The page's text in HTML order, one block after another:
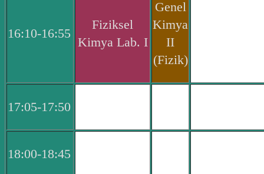
16:10-16:55
Fiziksel
Kimya Lab. I
Genel
Kimya
II
(Fizik)
17:05-17:50
18:00-18:45